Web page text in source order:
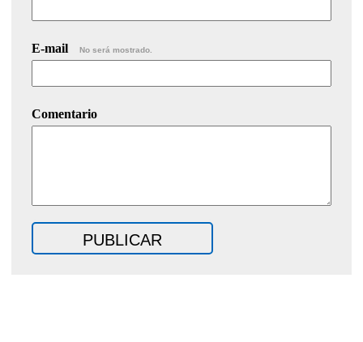
E-mail No será mostrado.
Comentario